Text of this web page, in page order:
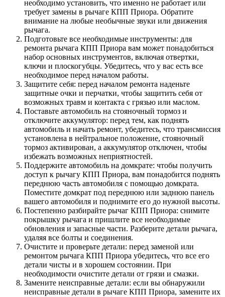
необходимо установить, что именно не работает или
требует замены в рычаге КПП Приора. Обратите
внимание на любые необычные звуки или движения
рычага.
Подготовьте все необходимые инструменты: для
ремонта рычага КПП Приора вам может понадобиться
набор основных инструментов, включая отвертки,
ключи и плоскогубцы. Убедитесь, что у вас есть все
необходимое перед началом работы.
Защитите себя: перед началом ремонта наденьте
защитные очки и перчатки, чтобы защитить себя от
возможных травм и контакта с грязью или маслом.
Поставьте автомобиль на стояночный тормоз и
отключите аккумулятор: перед тем, как поднять
автомобиль и начать ремонт, убедитесь, что трансмиссия
установлена в нейтральное положение, стояночный
тормоз активирован, а аккумулятор отключен, чтобы
избежать возможных неприятностей.
Поддержите автомобиль на домкрате: чтобы получить
доступ к рычагу КПП Приора, вам понадобится поднять
переднюю часть автомобиля с помощью домкрата.
Поместите домкрат под переднюю или заднюю панель
вашего автомобиля и поднимите его до нужной высоты.
Постепенно разбирайте рычаг КПП Приора: снимите
покрышку рычага и пришлите все необходимые
обновления и запасные части. Разберите детали рычага,
удаляя все болты и соединения.
Очистите и проверьте детали: перед заменой или
ремонтом рычага КПП Приора убедитесь, что все его
детали чисты и в хорошем состоянии. При
необходимости очистите детали от грязи и смазки.
Замените неисправные детали: если вы обнаружили
неисправные детали в рычаге КПП Приора, замените их